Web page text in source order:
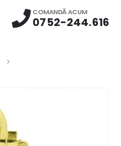
COMANDĂ ACUM
0752-244.616